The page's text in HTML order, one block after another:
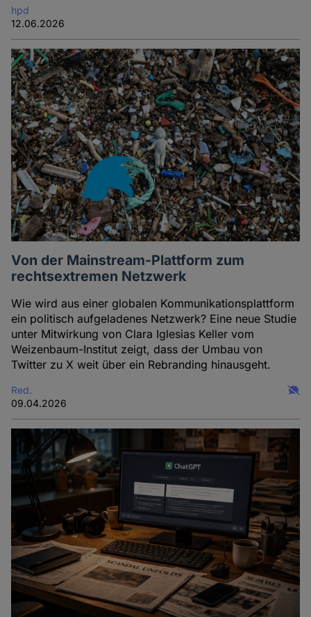
hpd
12.06.2026
Von der Mainstream-Plattform zum
rechtsextremen Netzwerk
Wie wird aus einer globalen Kommunikationsplattform
ein politisch aufgeladenes Netzwerk? Eine neue Studie
unter Mitwirkung von Clara Iglesias Keller vom
Weizenbaum-Institut zeigt, dass der Umbau von
Twitter zu X weit über ein Rebranding hinausgeht.
Red.
09.04.2026